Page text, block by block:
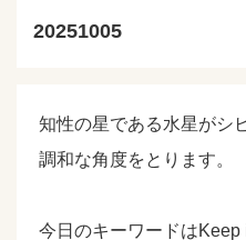
20251005
知性の星である水星がシ
調和な角度をとります。
今日のキーワードは